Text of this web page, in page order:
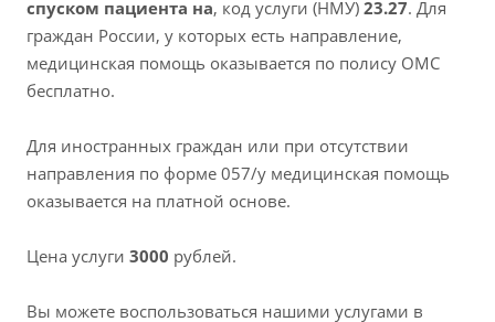
спуском пациента на, код услуги (НМУ) 23.27. Для
граждан России, у которых есть направление,
медицинская помощь оказывается по полису ОМС
бесплатно.
Для иностранных граждан или при отсутствии
направления по форме 057/у медицинская помощь
оказывается на платной основе.
Цена услуги 3000 рублей.
Вы можете воспользоваться нашими услугами в